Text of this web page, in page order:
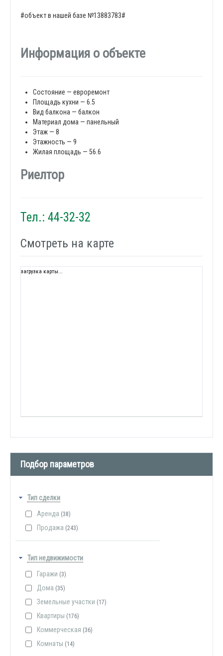
#объект в нашей базе №13883783#
Информация о объекте
Состояние — евроремонт
Площадь кухни — 6.5
Вид балкона — балкон
Материал дома — панельный
Этаж — 8
Этажность — 9
Жилая площадь — 56.6
Риелтор
Тел.: 44-32-32
Смотреть на карте
загрузка карты...
Подбор параметров
Тип сделки
Аренда (38)
Продажа (243)
Тип недвижимости
Гаражи (3)
Дома (35)
Земельные участки (17)
Квартиры (176)
Коммерческая (36)
Комнаты (14)